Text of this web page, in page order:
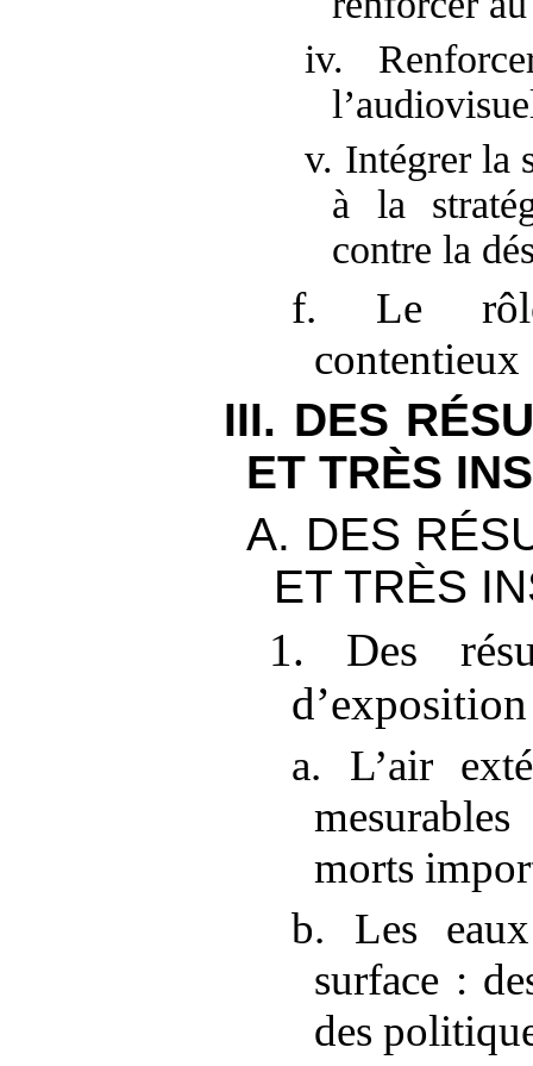
iv.
v. Intégrer la
à la
contre la
f. Le
contentieux
III. DES
ET TRÈS
A. DES
ET TRÈS
1. Des
a. L’air
morts
b. Les
surface :
des